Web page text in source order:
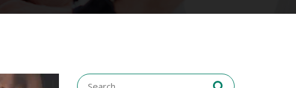
Search